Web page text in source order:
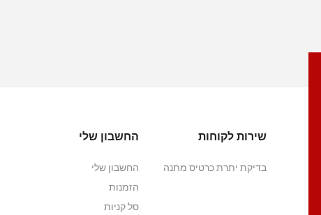
שירות לקוחות
בדיקת יתרת כרטיס מתנה
החשבון שלי
החשבון שלי
הזמנות
סל קניות